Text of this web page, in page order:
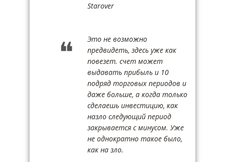
Starover
Это не возможно
предвидеть, здесь уже как
повезет. счет может
выдавать прибыль и 10
подряд торговых периодов и
даже больше, а когда только
сделаешь инвестицию, как
назло следующий период
закрывается с минусом. Уже
не однократно такое было,
как на зло.